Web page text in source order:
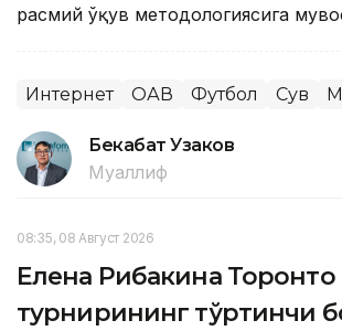
расмий ўқув методологиясига
Интернет ОАВ Футбол Сув
Бекабат Узаков
Муаллиф
08:35, 08 Август 2026
Елена Рибакина Торонто
турнирининг тўртинчи